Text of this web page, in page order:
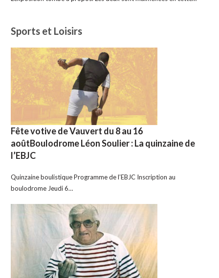
Sports et Loisirs
Fête votive de Vauvert du 8 au 16
aoûtBoulodrome Léon Soulier : La quinzaine de
l’EBJC
Quinzaine boulistique Programme de l’EBJC Inscription au
boulodrome Jeudi 6…